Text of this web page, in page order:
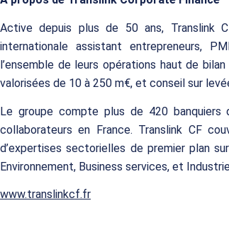
Active depuis plus de 50 ans, Translink
internationale assistant entrepreneurs,
l’ensemble de leurs opérations haut de
valorisées de 10 à 250 m€, et conseil sur
Le groupe compte plus de 420 banquiers
collaborateurs en France. Translink CF
d’expertises sectorielles de premier plan
Environnement, Business services, et
www.translinkcf.fr